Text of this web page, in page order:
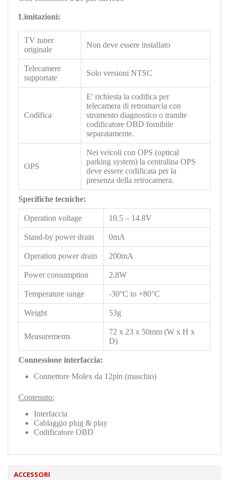
Limitazioni:
TV tuner
originale
Non deve essere installato
Telecamere
supportate
Solo versioni NTSC
Codifica
E' richiesta la codifica per
telecamera di retromarcia con
strumento diagnostico o tramite
codificatore OBD fornibile
separatamente.
OPS
Nei veicoli con OPS (optical
parking system) la centralina OPS
deve essere codificata per la
presenza della retrocamera.
Specifiche tecniche:
Operation voltage 10.5 – 14.8V
Stand-by power drain 0mA
Operation power drain 200mA
Power consumption 2.8W
Temperature range -30°C to +80°C
Weight 53g
Measurements
72 x 23 x 50mm (W x H x
D)
Connessione interfaccia:
Connettore Molex da 12pin (maschio)
Contenuto:
Interfaccia
Cablaggio plug & play
Codificatore OBD
ACCESSORI